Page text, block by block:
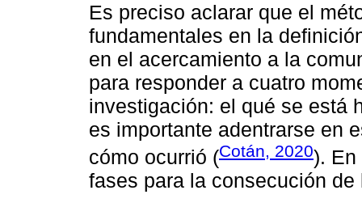
Es preciso aclarar que el
fundamentales en la
en el acercamiento a la
para responder a cuatro
investigación: el qué se está
es importante adentrarse en
cómo ocurrió (Cotán, 2020). En
fases para la consecución de